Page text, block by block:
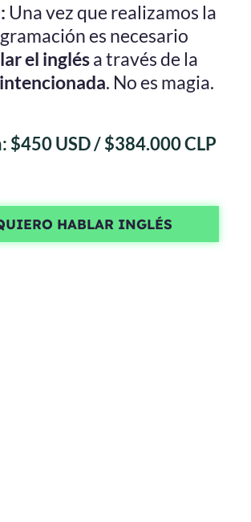
Una vez que realizamos la
es necesario
el inglésa través de la
. No es magia.
$450 USD / $384.000 CLP
HABLAR INGLÉS